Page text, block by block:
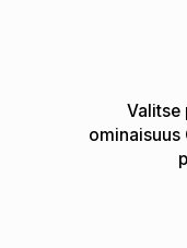
Valitse
ominaisuus